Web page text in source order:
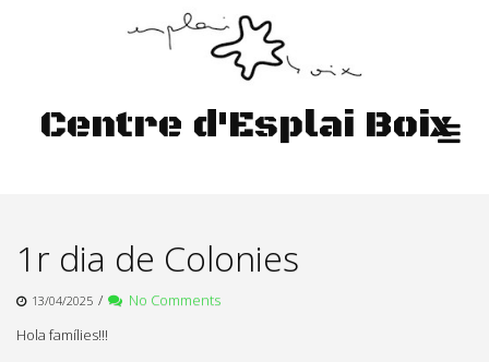
Centre d'Esplai Boix
1r dia de Colonies
13/04/2025 /
No Comments
Hola famílies!!!